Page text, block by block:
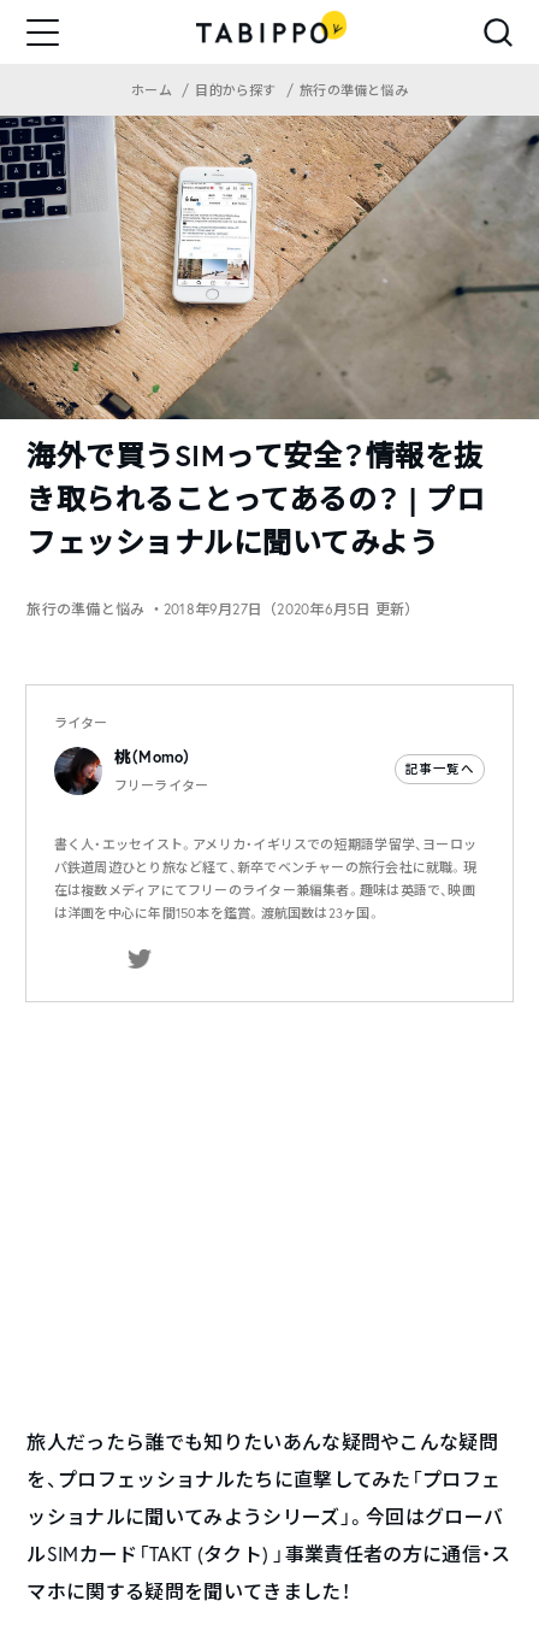
ホーム 目的から探す 旅行の準備と悩み
海外で買うSIMって安全？情報を抜
き取られることってあるの？ | プロ
フェッショナルに聞いてみよう
旅行の準備と悩み ・2018年9月27日（2020年6月5日 更新）
ライター
桃（Momo）
フリーライター
記事一覧へ
書く人・エッセイスト。アメリカ・イギリスでの短期語学留学、ヨーロッ
パ鉄道周遊ひとり旅など経て、新卒でベンチャーの旅行会社に就職。現
在は複数メディアにてフリーのライター兼編集者。趣味は英語で、映画
は洋画を中心に年間150本を鑑賞。渡航国数は23ヶ国。
旅人だったら誰でも知りたいあんな疑問やこんな疑問
を、プロフェッショナルたちに直撃してみた「プロフェ
ッショナルに聞いてみようシリーズ」。今回はグローバ
ルSIMカード「TAKT (タクト) 」事業責任者の方に通信・ス
マホに関する疑問を聞いてきました！